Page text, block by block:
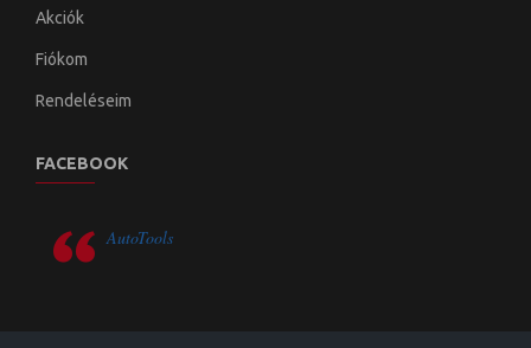
Akciók
Fiókom
Rendeléseim
FACEBOOK
AutoTools